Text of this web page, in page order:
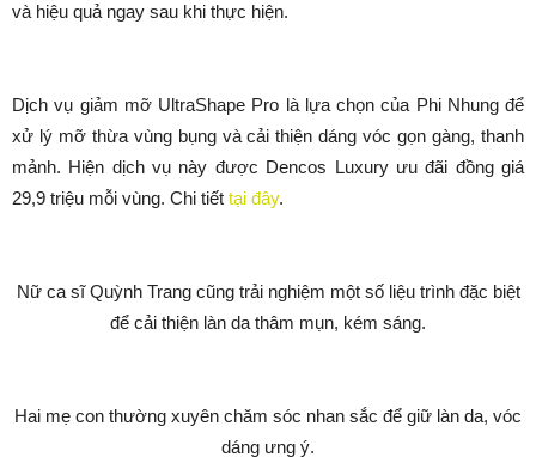
và hiệu quả ngay sau khi thực hiện.
Dịch vụ giảm mỡ UltraShape Pro là lựa chọn của Phi Nhung để
xử lý mỡ thừa vùng bụng và cải thiện dáng vóc gọn gàng, thanh
mảnh. Hiện dịch vụ này được Dencos Luxury ưu đãi đồng giá
29,9 triệu mỗi vùng. Chi tiết tại đây.
Nữ ca sĩ Quỳnh Trang cũng trải nghiệm một số liệu trình đặc biệt
để cải thiện làn da thâm mụn, kém sáng.
Hai mẹ con thường xuyên chăm sóc nhan sắc để giữ làn da, vóc
dáng ưng ý.